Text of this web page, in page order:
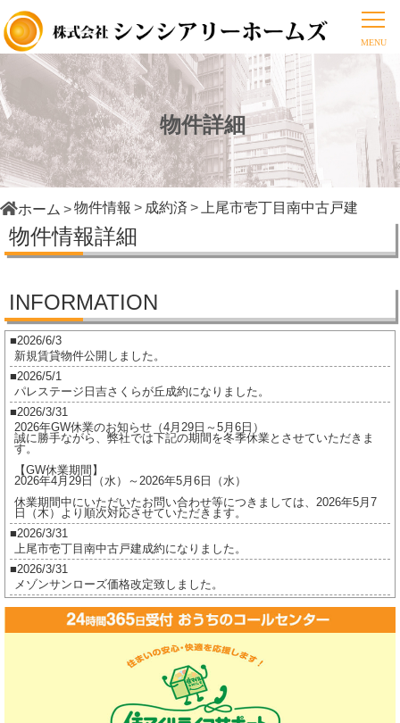
物件詳細
ホーム 物件情報 成約済 上尾市壱丁目南中古戸建
物件情報詳細
INFORMATION
2026/6/3
新規賃貸物件公開しました。
2026/5/1
パレステージ日吉さくらが丘成約になりました。
2026/3/31
2026年GW休業のお知らせ（4月29日～5月6日）
誠に勝手ながら、弊社では下記の期間を冬季休業とさせていただきま
す。
【GW休業期間】
2026年4月29日（水）～2026年5月6日（水）
休業期間中にいただいたお問い合わせ等につきましては、2026年5月7
日（木）より順次対応させていただきます。
2026/3/31
上尾市壱丁目南中古戸建成約になりました。
2026/3/31
メゾンサンローズ価格改定致しました。
2026/3/16
ジオ茅ヶ崎フレシアご成約になりました。
ジオ茅ヶ崎フレシア価格改定しました。
プレイスヴィラ喜多見成約になりました。